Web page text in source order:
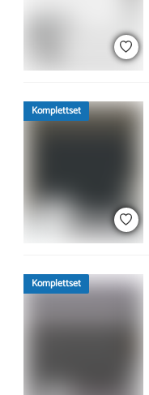
Komplettset
Komplettset